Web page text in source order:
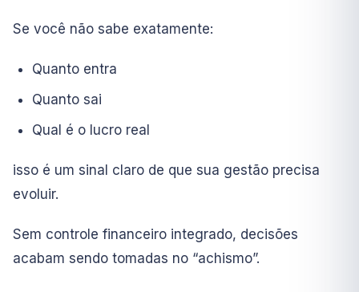
Se você não sabe exatamente:
Quanto entra
Quanto sai
Qual é o lucro real
isso é um sinal claro de que sua gestão precisa
evoluir.
Sem controle financeiro integrado, decisões
acabam sendo tomadas no “achismo”.